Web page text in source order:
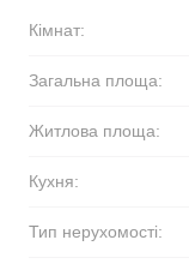
Кімнат:
Загальна площа:
Житлова площа:
Кухня:
Тип нерухомості: